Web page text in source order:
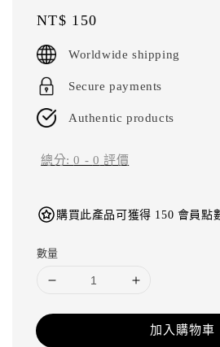
Regular
price
NT$ 150
Worldwide shipping
Secure payments
Authentic products
總分:0 - 0 評價
購買此產品可獲得 150 會員點
數量
加入購物車